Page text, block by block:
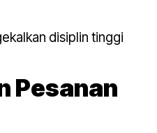
disiplin tinggi
Pesanan